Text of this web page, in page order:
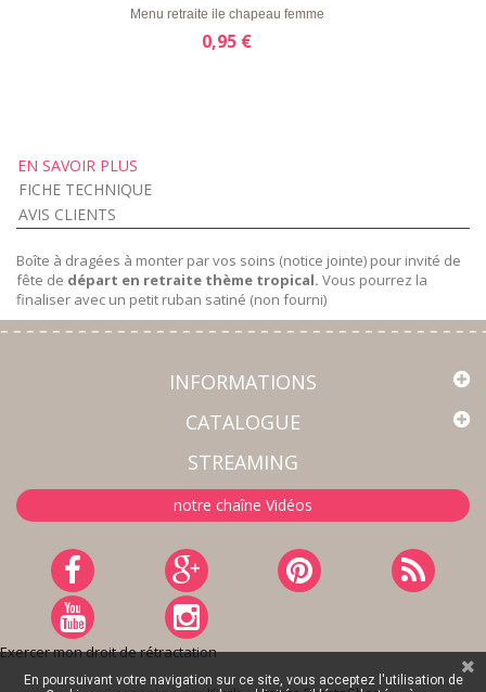
Menu retraite ile chapeau femme
0,95 €
EN SAVOIR PLUS
FICHE TECHNIQUE
AVIS CLIENTS
Boîte à dragées à monter par vos soins (notice jointe) pour invité de
fête de départ en retraite thème tropical. Vous pourrez la
finaliser avec un petit ruban satiné (non fourni)
INFORMATIONS
CATALOGUE
STREAMING
notre chaîne Vidéos
Exercer mon droit de rétractation
En poursuivant votre navigation sur ce site, vous acceptez l'utilisation de